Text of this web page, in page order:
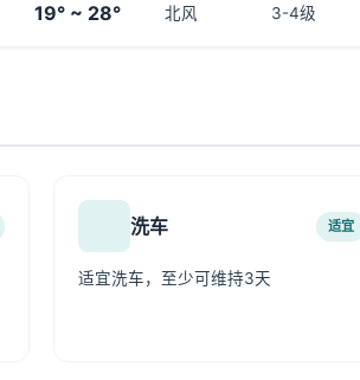
19° ~ 28° 北风 3-4级
洗车 适宜
适宜洗车，至少可维持3天